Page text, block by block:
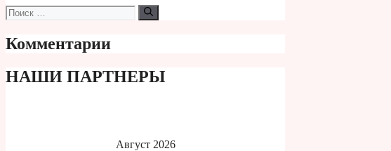
Поиск:
Комментарии
НАШИ ПАРТНЕРЫ
Август 2026